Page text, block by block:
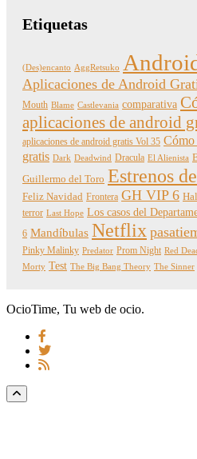
Etiquetas
(Des)encanto AggRetsuko
Aplicaciones de Android
Mouth Blame Castlevania comparativa
aplicaciones de android
aplicaciones de android gratis Vol 35 Cómo
gratis Dark Deadwind Dracula El Alienista
Guillermo del Toro Estrenos
Feliz Navidad Frontera GH VIP 6
terror Last Hope Los casos del
6 Mandíbulas Netflix
Pinky Malinky Predator Prom Night Red
Morty Test The Big Bang Theory The Sinner
OcioTime, Tu web de ocio.